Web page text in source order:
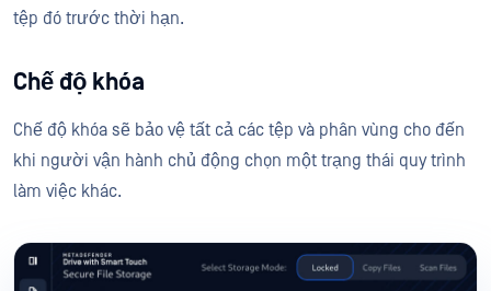
tệp đó trước thời hạn.
Chế độ khóa
Chế độ khóa sẽ bảo vệ tất cả các tệp và phân vùng cho đến
khi người vận hành chủ động chọn một trạng thái quy trình
làm việc khác.